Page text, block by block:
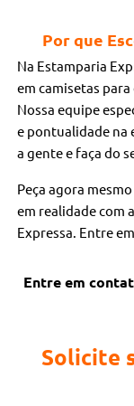
Por que
Na Estamparia
em camisetas
Nossa equipe
e pontualidade na
a gente e faça do
Peça agora
em realidade com
Expressa. Entre
Entre em
Solicite